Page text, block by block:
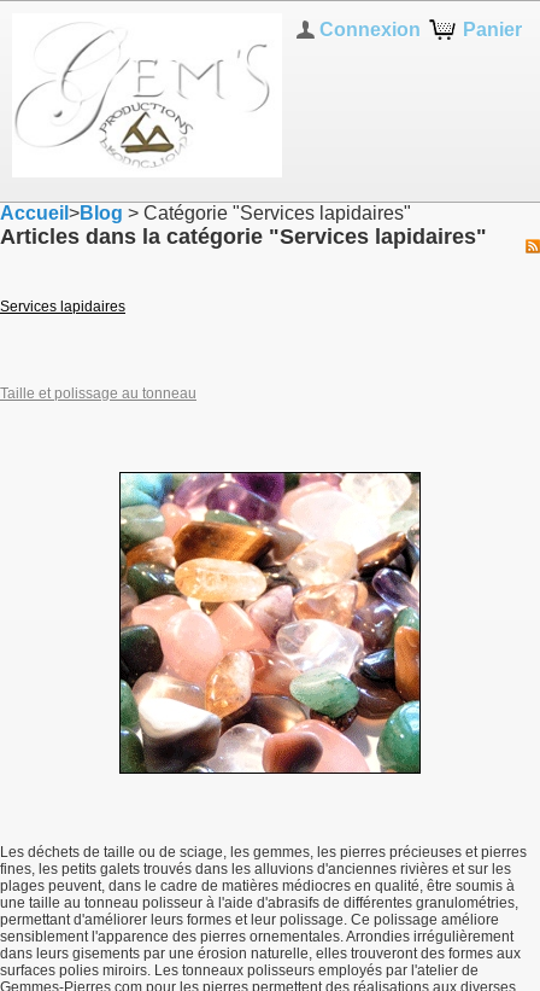
Panier
Connexion
Accueil >Blog > Catégorie "Services lapidaires"
Articles dans la catégorie "Services lapidaires"
Services lapidaires
Taille et polissage au tonneau
Les déchets de taille ou de sciage, les gemmes, les pierres précieuses et pierres
fines, les petits galets trouvés dans les alluvions d'anciennes rivières et sur les
plages peuvent, dans le cadre de matières médiocres en qualité, être soumis à
une taille au tonneau polisseur à l'aide d'abrasifs de différentes granulométries,
permettant d'améliorer leurs formes et leur polissage. Ce polissage améliore
sensiblement l'apparence des pierres ornementales. Arrondies irrégulièrement
dans leurs gisements par une érosion naturelle, elles trouveront des formes aux
surfaces polies miroirs. Les tonneaux polisseurs employés par l'atelier de
Gemmes-Pierres.com pour les pierres permettent des réalisations aux diverses